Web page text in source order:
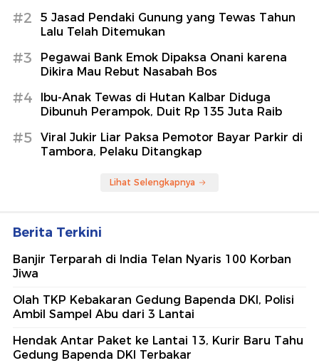
#2
5 Jasad Pendaki Gunung yang Tewas Tahun
Lalu Telah Ditemukan
#3
Pegawai Bank Emok Dipaksa Onani karena
Dikira Mau Rebut Nasabah Bos
#4
Ibu-Anak Tewas di Hutan Kalbar Diduga
Dibunuh Perampok, Duit Rp 135 Juta Raib
#5
Viral Jukir Liar Paksa Pemotor Bayar Parkir di
Tambora, Pelaku Ditangkap
Lihat Selengkapnya
Berita Terkini
Banjir Terparah di India Telan Nyaris 100 Korban
Jiwa
Olah TKP Kebakaran Gedung Bapenda DKI, Polisi
Ambil Sampel Abu dari 3 Lantai
Hendak Antar Paket ke Lantai 13, Kurir Baru Tahu
Gedung Bapenda DKI Terbakar